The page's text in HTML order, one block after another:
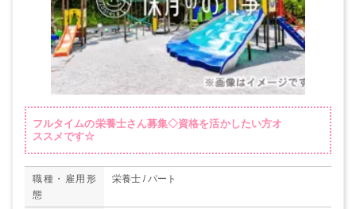
フルタイムの栄養士さん募集◇資格を活かしたい方オ
ススメです☆
職種・雇用形
態
栄養士 / パート